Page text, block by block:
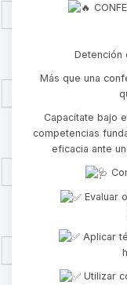
Detención
Más que una
Capacítate bajo
competencias
eficacia ante
Evaluar
Aplicar
Utilizar